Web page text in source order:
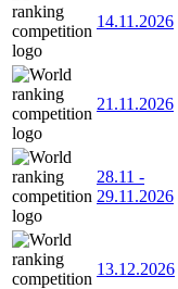
14.11.2026
21.11.2026
28.11 -
29.11.2026
13.12.2026